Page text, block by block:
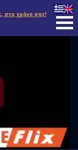
στο χρόνο σας!